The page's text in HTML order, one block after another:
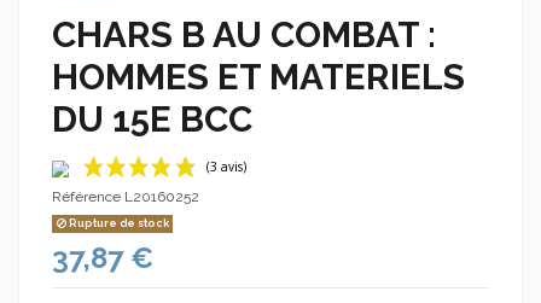
CHARS B AU COMBAT :
HOMMES ET MATERIELS
DU 15E BCC
Référence L20160252
Rupture de stock
37,87 €